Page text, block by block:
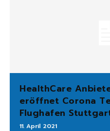
HealthCare
eröffnet Corona
Flughafen
11. April 2021